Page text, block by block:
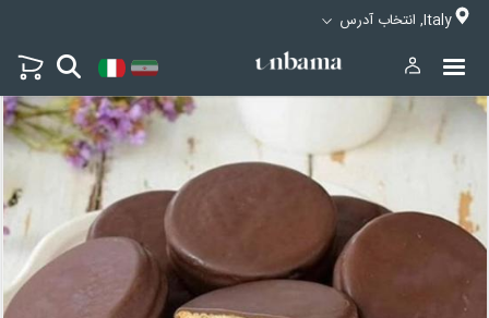
Italy, انتخاب آدرس